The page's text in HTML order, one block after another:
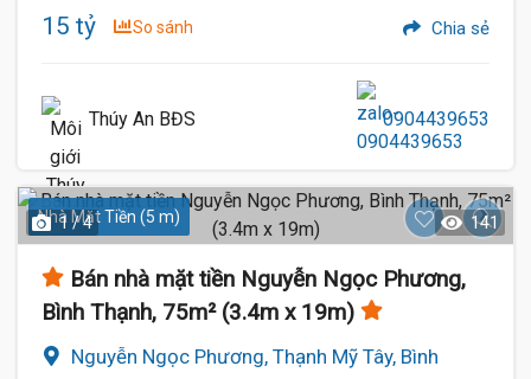
15 tỷ So sánh Chia sẻ
Thúy An BĐS 0904439653
Nhà Mặt Tiền (5 m)
1 / 4 141
Bán nhà mặt tiền Nguyễn Ngọc Phương,
Bình Thạnh, 75m² (3.4m x 19m)
Nguyễn Ngọc Phương, Thạnh Mỹ Tây, Bình